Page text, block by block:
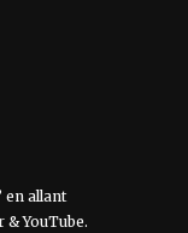
en allant
&YouTube.